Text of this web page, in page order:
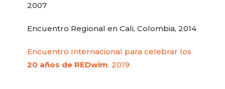
2007
Encuentro Regional en Cali, Colombia, 2014
Encuentro Internacional para celebrar los
20 años de REDwim. 2019